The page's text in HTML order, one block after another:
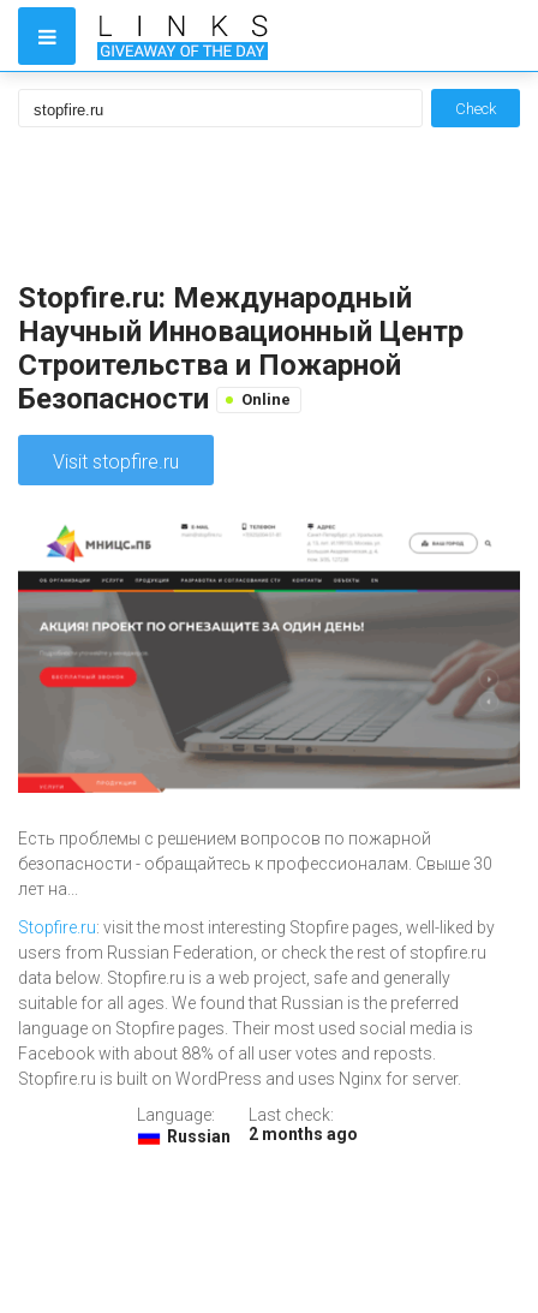
Check
Stopfire.ru: Международный
Научный Инновационный Центр
Строительства и Пожарной
Безопасности
Online
Visit stopfire.ru
Есть проблемы с решением вопросов по пожарной
безопасности - обращайтесь к профессионалам. Свыше 30
лет на...
Stopfire.ru: visit the most interesting Stopfire pages, well-liked by
users from Russian Federation, or check the rest of stopfire.ru
data below. Stopfire.ru is a web project, safe and generally
suitable for all ages. We found that Russian is the preferred
language on Stopfire pages. Their most used social media is
Facebook with about 88% of all user votes and reposts.
Stopfire.ru is built on WordPress and uses Nginx for server.
Language:
Russian
Last check:
2 months ago